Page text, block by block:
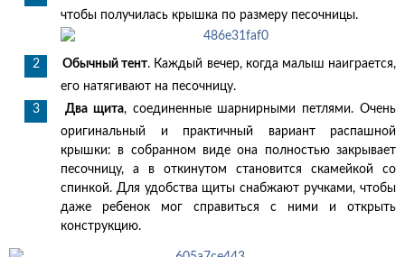
чтобы получилась крышка по размеру песочницы.
Обычный тент. Каждый вечер, когда малыш наиграется,
его натягивают на песочницу.
Два щита, соединенные шарнирными петлями. Очень
оригинальный и практичный вариант распашной
крышки: в собранном виде она полностью закрывает
песочницу, а в откинутом становится скамейкой со
спинкой. Для удобства щиты снабжают ручками, чтобы
даже ребенок мог справиться с ними и открыть
конструкцию.